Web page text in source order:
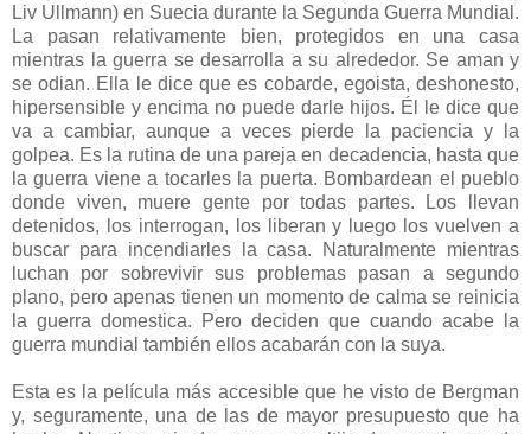
Liv Ullmann) en Suecia durante la Segunda Guerra Mundial.
La pasan relativamente bien, protegidos en una casa
mientras la guerra se desarrolla a su alrededor. Se aman y
se odian. Ella le dice que es cobarde, egoista, deshonesto,
hipersensible y encima no puede darle hijos. Él le dice que
va a cambiar, aunque a veces pierde la paciencia y la
golpea. Es la rutina de una pareja en decadencia, hasta que
la guerra viene a tocarles la puerta. Bombardean el pueblo
donde viven, muere gente por todas partes. Los llevan
detenidos, los interrogan, los liberan y luego los vuelven a
buscar para incendiarles la casa. Naturalmente mientras
luchan por sobrevivir sus problemas pasan a segundo
plano, pero apenas tienen un momento de calma se reinicia
la guerra domestica. Pero deciden que cuando acabe la
guerra mundial también ellos acabarán con la suya.
Esta es la película más accesible que he visto de Bergman
y, seguramente, una de las de mayor presupuesto que ha